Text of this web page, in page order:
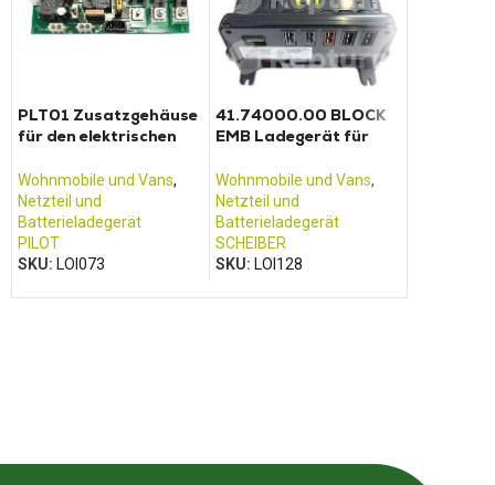
PLT01 Zusatzgehäuse
für den elektrischen
Wohnmobile und Vans,
Netzteil und
Batterieladegerät
PILOT
SKU: LOI073
41.74000.00 BLOCK
EMB Ladegerät für
Scheiber
Wohnmobile und Vans,
Netzteil und
Batterieladegerät
SCHEIBER
SKU: LOI128